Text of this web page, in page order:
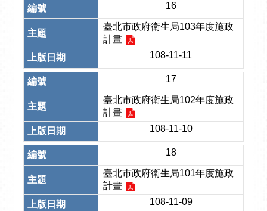
16
臺北市政府衛生局103年度施政
計畫
108-11-11
17
臺北市政府衛生局102年度施政
計畫
108-11-10
18
臺北市政府衛生局101年度施政
計畫
108-11-09